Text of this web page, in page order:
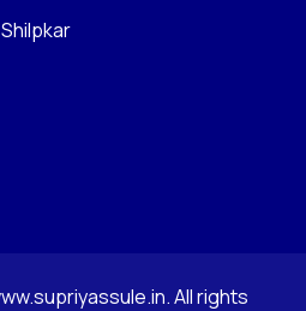
All rights